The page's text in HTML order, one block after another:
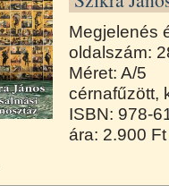
Megjelenés
oldalszám:
Méret: A/5
cérnafűzött,
ISBN: 978-
ára: 2.900 Ft